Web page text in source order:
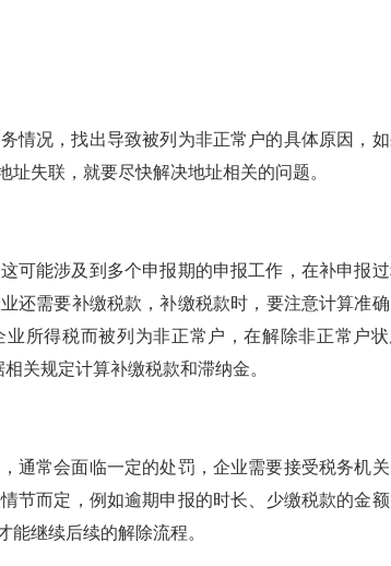
情况，找出导致被列为非正常户的具体原因，
失联，就要尽快解决地址相关的问题。
可能涉及到多个申报期的申报工作，在补申报
还需要补缴税款，补缴税款时，要注意计算准确
所得税而被列为非正常户，在解除非正常户
关规定计算补缴税款和滞纳金。
通常会面临一定的处罚，企业需要接受税务机
节而定，例如逾期申报的时长、少缴税款的金
继续后续的解除流程。